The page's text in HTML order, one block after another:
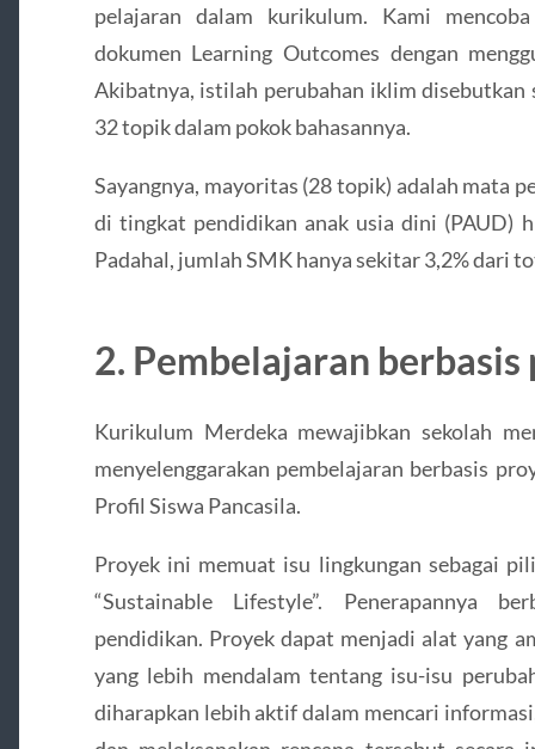
pelajaran dalam kurikulum. Kami
dokumen Learning Outcomes dengan
Akibatnya, istilah perubahan iklim disebutkan
32 topik dalam pokok bahasannya.
Sayangnya, mayoritas (28 topik) adalah mata
di tingkat pendidikan anak usia dini (PAUD)
Padahal, jumlah SMK hanya sekitar 3,2% dari
2. Pembelajaran berbasis
Kurikulum Merdeka mewajibkan sekolah
menyelenggarakan pembelajaran berbasis
Profil Siswa Pancasila.
Proyek ini memuat isu lingkungan sebagai
“Sustainable Lifestyle”. Penerapannya
pendidikan. Proyek dapat menjadi alat yang
yang lebih mendalam tentang isu-isu
diharapkan lebih aktif dalam mencari